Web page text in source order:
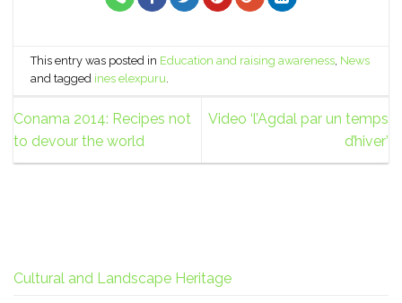
This entry was posted in Education and raising awareness News
and tagged ines elexpuru
Conama 2014: Recipes not
to devour the world
Video ‘l’Agdal par un temps
d’hiver’
Cultural and Landscape Heritage